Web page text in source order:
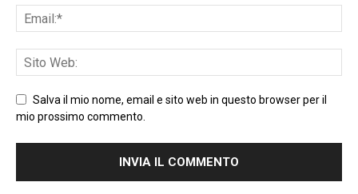
Salva il mio nome, email e sito web in questo browser per il
mio prossimo commento.